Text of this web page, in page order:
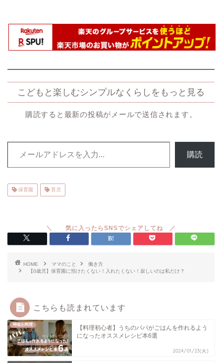
こどもと楽しむシンプルなくらしをもっと見る
購読すると最新の投稿がメールで送信されます。
メールアドレスを入力...
購読
保育園 育児
HOME ママのこと
働き方
【0歳児】保育園に預けたくない！入れたくない！寂しいのは私だけ？
こちらも読まれています
時短お料理
【料理初心者】うちのパパがごはんを作れるよう
になったオススメレシピ本6選
2024/01/23(火)